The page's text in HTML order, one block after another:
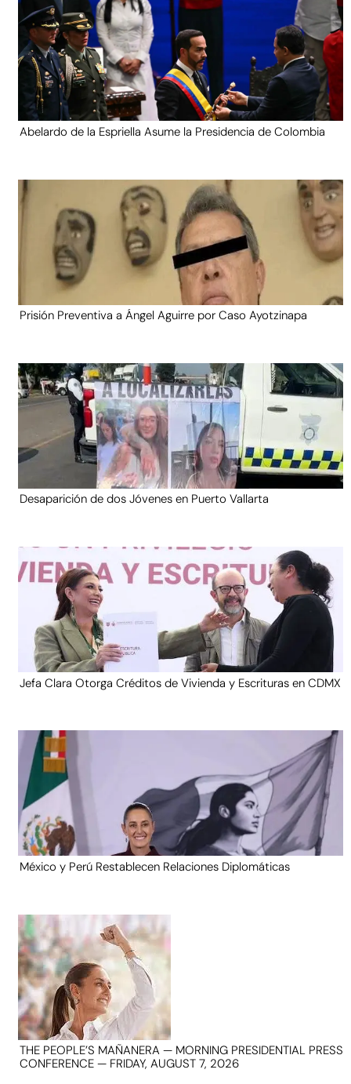
Abelardo de la Espriella Asume la Presidencia de Colombia
Prisión Preventiva a Ángel Aguirre por Caso Ayotzinapa
Desaparición de dos Jóvenes en Puerto Vallarta
Jefa Clara Otorga Créditos de Vivienda y Escrituras en CDMX
México y Perú Restablecen Relaciones Diplomáticas
THE PEOPLE’S MAÑANERA — MORNING PRESIDENTIAL PRESS
CONFERENCE — FRIDAY, AUGUST 7, 2026